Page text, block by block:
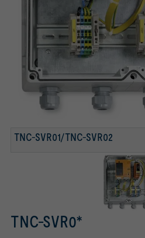
TNC-SVR01/TNC-SVR02
TNC-SVR0*